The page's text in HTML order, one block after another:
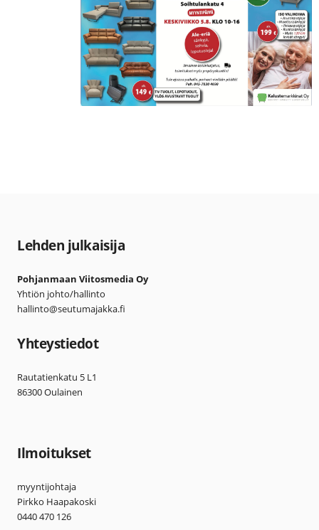
Lehden julkaisija
Pohjanmaan Viitosmedia Oy
Yhtiön johto/hallinto
hallinto@seutumajakka.fi
Yhteystiedot
Rautatienkatu 5 L1
86300 Oulainen
Ilmoitukset
myyntijohtaja
Pirkko Haapakoski
0440 470 126